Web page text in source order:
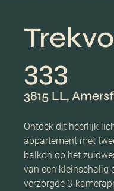
333
3815 LL,
Ontdek dit heerlijk
appartement met
balkon op het
van een kleinschalig
verzorgde 3-